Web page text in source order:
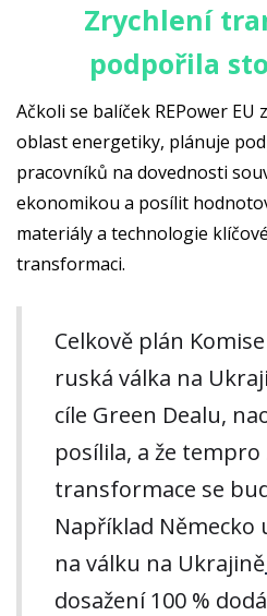
Zrychlení
podpořila
Ačkoli se balíček REPower
oblast energetiky, plánuje
pracovníků na dovednosti
ekonomikou a posílit
materiály a technologie
transformaci.
Celkově plán
ruská válka na
cíle Green Dealu,
posílila, a že tempro
transformace se
Například Německo
na válku na Ukrajině
dosažení 100 %